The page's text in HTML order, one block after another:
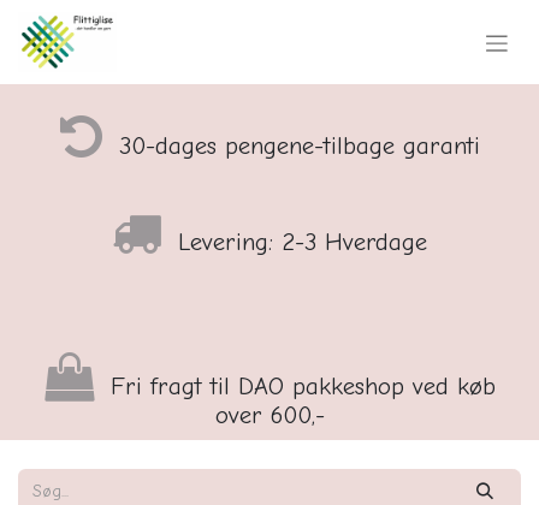
30-dages pengene-tilbage garanti
Levering: 2-3 Hverdage
Fri fragt til DAO pakkeshop ved køb
over 600,-